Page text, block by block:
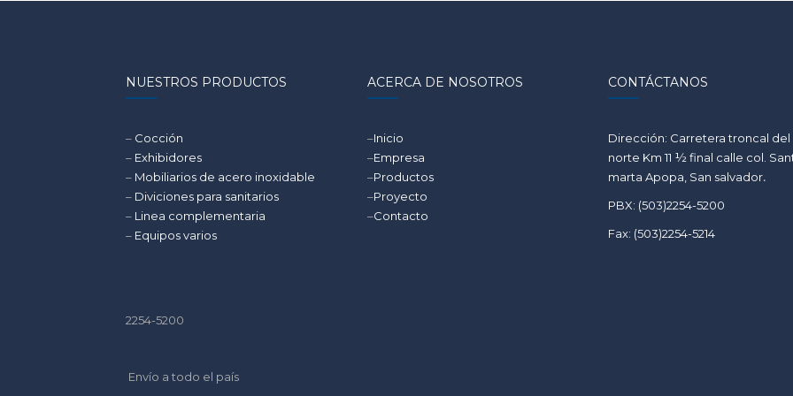
NUESTROS PRODUCTOS
– Cocción
– Exhibidores
– Mobiliarios de acero inoxidable
– Diviciones para sanitarios
– Linea complementaria
– Equipos varios
2254-5200
Envío a todo el país
ACERCA DE NOSOTROS
–Inicio
–Empresa
–Productos
–Proyecto
–Contacto
CONTÁCTANOS
Dirección: Carretera troncal del
norte Km 11 ½ final calle col.
marta Apopa, San salvador.
PBX: (503)2254-5200
Fax: (503)2254-5214